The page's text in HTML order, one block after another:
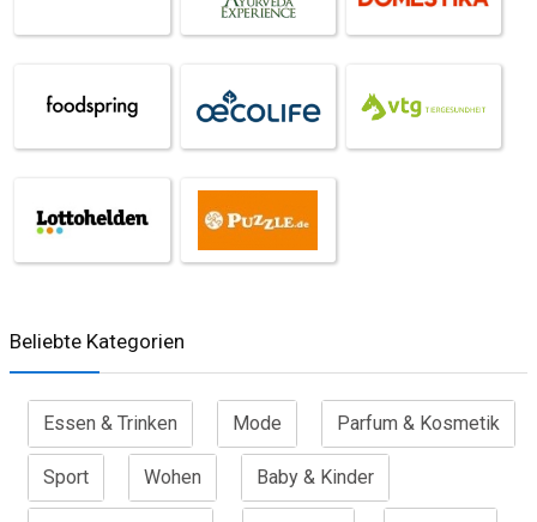
Beliebte Kategorien
Essen & Trinken Mode Parfum & Kosmetik
Sport Wohen Baby & Kinder